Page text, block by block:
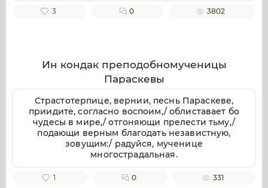
здравие, земли плодоносие, воздуха
поживше, сподобимся благую кончину
христианскую улучити и Царствие Небесное
наследити. Ей, предстательнице наша благая!
Не посрами упования нашего, еже по Бозе и
Пресвятей Богородице крепкое на Тя
возлагаем, но буди нам ходатаица во
спасение, да сподобимся вкупе с тобою и
всеми святыми в радости блаженства
вечнаго славити во твоем заступлении
великую милость Бога нашего, Отца, и Сына,
и Святаго Духа, ныне и присно, и во веки
веков. Аминь.
3 0 3802
Ин кондак преподобномученицы
Параскевы
Страстотерпице, вернии, песнь Параскеве,
приидите, согласно воспоим,/ облиставает бо
чудесы в мире,/ отгоняющи прелести тьму,/
подающи верным благодать независтную,
зовущим:/ радуйся, мученице
многострадальная.
1 0 331